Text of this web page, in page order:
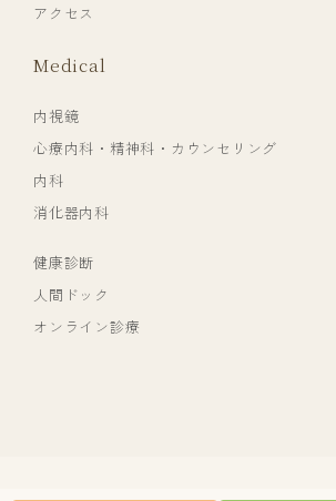
アクセス
Medical
内視鏡
心療内科・精神科・カウンセリング
内科
消化器内科
健康診断
人間ドック
オンライン診療